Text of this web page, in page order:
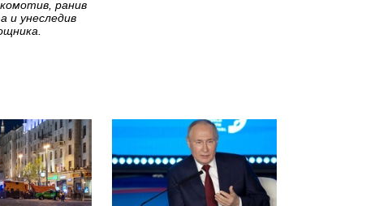
ранив
и унеследив